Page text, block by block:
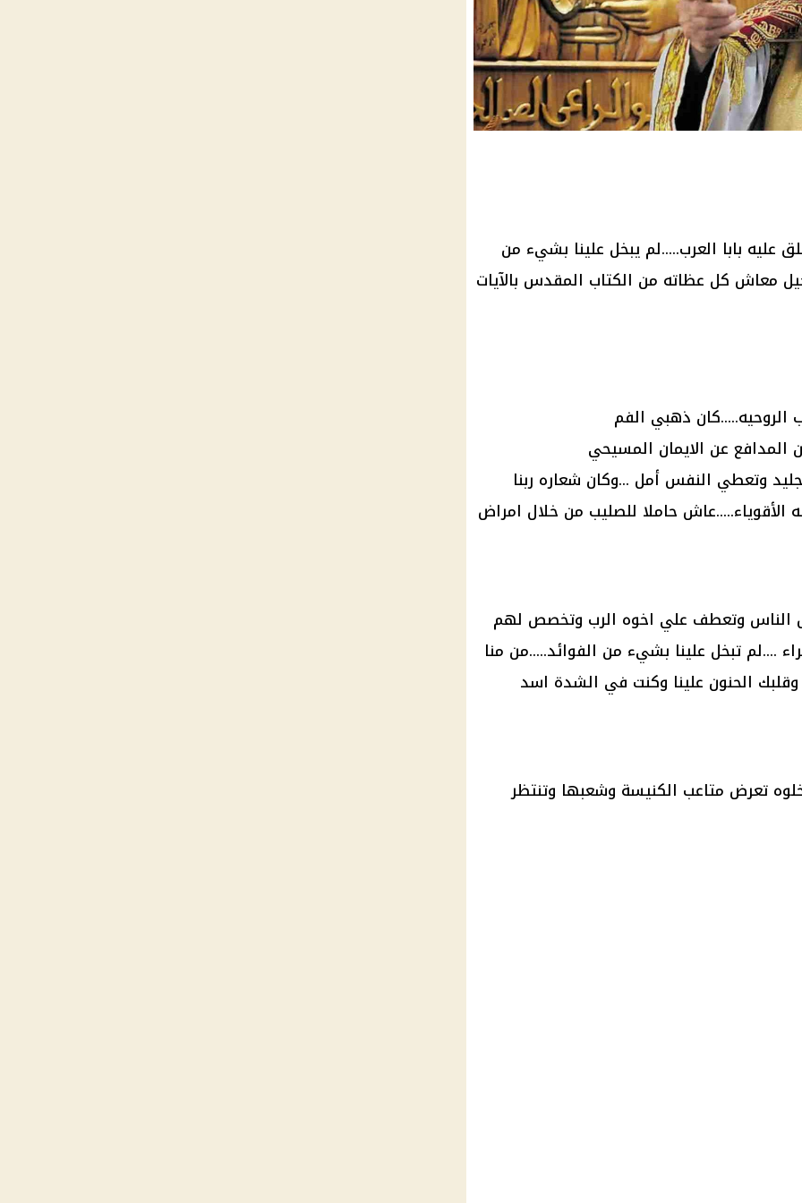
بابا العرب.....لم يبخل علينا بشيء من
معاش كل عظاته من الكتاب المقدس بالآيات
الروحيه.....كان ذهبي الفم
المدافع عن الايمان المسيحي
وتعطي النفس أمل ...وكان شعاره ربنا
حاملا للصليب من خلال امراض
وتعطف علي اخوه الرب وتخصص لهم
....لم تبخل علينا بشيء من الفوائد.....من منا
الحنون علينا وكنت في الشدة اسد
تعرض متاعب الكنيسة وشعبها وتنتظر